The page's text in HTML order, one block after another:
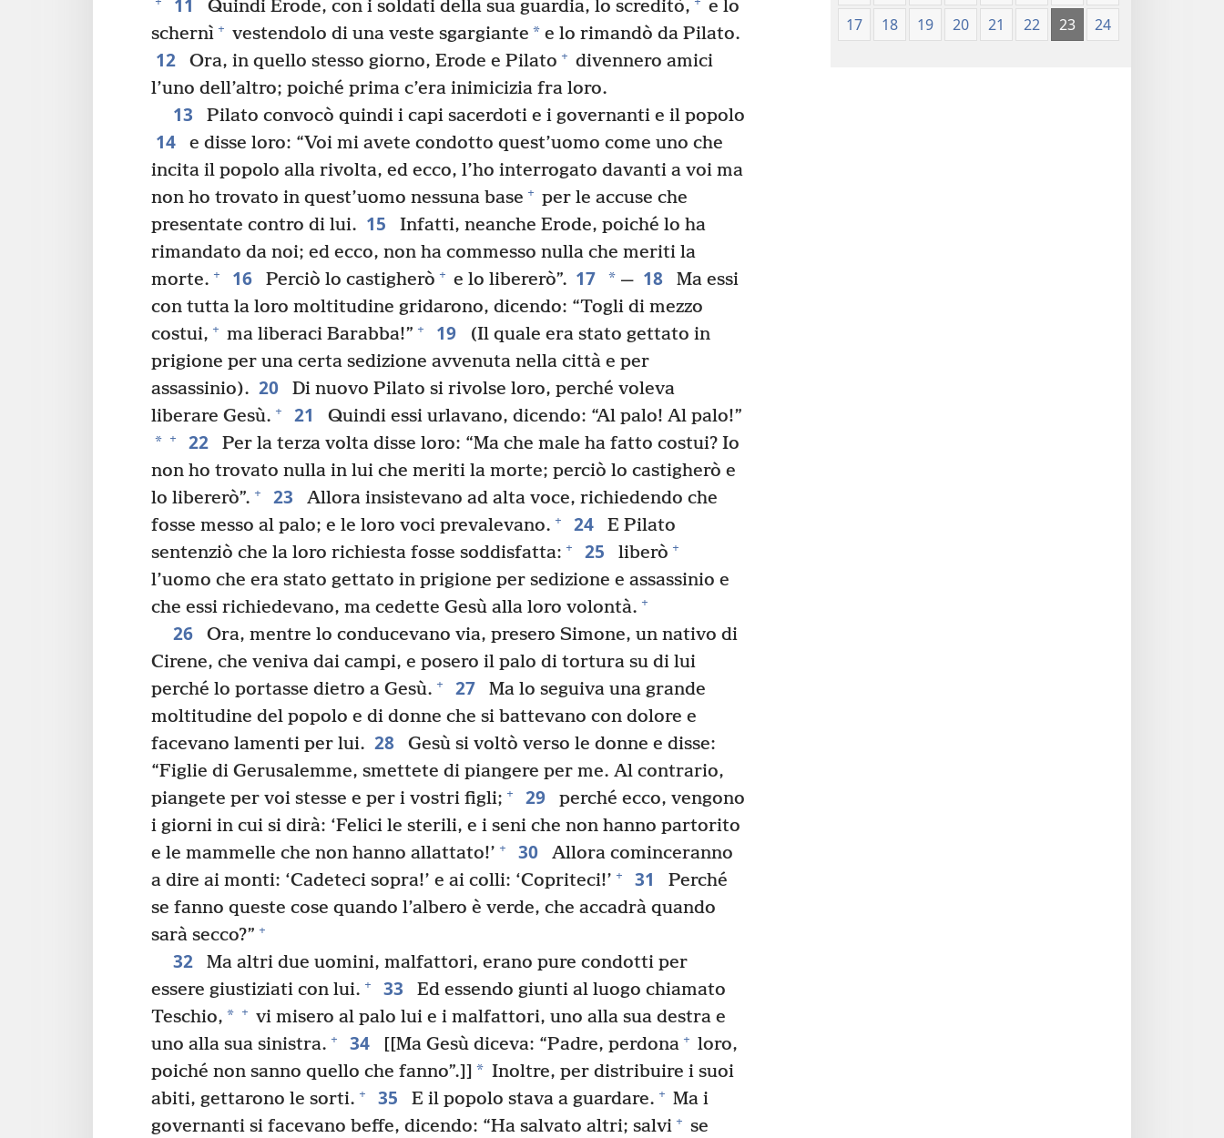
Quindi Erode, con i soldati della sua guardia, lo screditò,
e lo
schernì + vestendolo di una veste sgargiante * e lo rimandò da Pilato.
12 Ora, in quello stesso giorno, Erode e Pilato + divennero amici
l’uno dell’altro; poiché prima c’era inimicizia fra loro.
13 Pilato convocò quindi i capi sacerdoti e i governanti e il popolo
14
e disse loro: “Voi mi avete condotto quest’uomo come uno che
incita il popolo alla rivolta, ed ecco, l’ho interrogato davanti a voi ma
non ho trovato in quest’uomo nessuna base + per le accuse che
presentate contro di lui. 15
Infatti, neanche Erode, poiché lo ha
rimandato da noi; ed ecco, non ha commesso nulla che meriti la
morte. + 16 Perciò lo castigherò + e lo libererò”. 17 * — 18
Ma essi
con tutta la loro moltitudine gridarono, dicendo: “Togli di mezzo
costui, + ma liberaci Barabba!” + 19
(Il quale era stato gettato in
prigione per una certa sedizione avvenuta nella città e per
assassinio). 20
Di nuovo Pilato si rivolse loro, perché voleva
liberare Gesù. + 21 Quindi essi urlavano, dicendo: “Al palo! Al palo!”
* + 22
Per la terza volta disse loro: “Ma che male ha fatto costui? Io
non ho trovato nulla in lui che meriti la morte; perciò lo castigherò e
lo libererò”. + 23
Allora insistevano ad alta voce, richiedendo che
fosse messo al palo; e le loro voci prevalevano. + 24
E Pilato
sentenziò che la loro richiesta fosse soddisfatta: + 25 liberò +
l’uomo che era stato gettato in prigione per sedizione e assassinio e
che essi richiedevano, ma cedette Gesù alla loro volontà. +
26
Ora, mentre lo conducevano via, presero Simone, un nativo di
Cirene, che veniva dai campi, e posero il palo di tortura su di lui
perché lo portasse dietro a Gesù. + 27
Ma lo seguiva una grande
moltitudine del popolo e di donne che si battevano con dolore e
facevano lamenti per lui. 28
Gesù si voltò verso le donne e disse:
“Figlie di Gerusalemme, smettete di piangere per me. Al contrario,
piangete per voi stesse e per i vostri figli; + 29
perché ecco, vengono
i giorni in cui si dirà: ‘Felici le sterili, e i seni che non hanno partorito
e le mammelle che non hanno allattato!’ + 30
Allora cominceranno
a dire ai monti: ‘Cadeteci sopra!’ e ai colli: ‘Copriteci!’ + 31
Perché
se fanno queste cose quando l’albero è verde, che accadrà quando
sarà secco?” +
32
Ma altri due uomini, malfattori, erano pure condotti per
essere giustiziati con lui. + 33
Ed essendo giunti al luogo chiamato
Teschio, * + vi misero al palo lui e i malfattori, uno alla sua destra e
uno alla sua sinistra. + 34 [[Ma Gesù diceva: “Padre, perdona + loro,
poiché non sanno quello che fanno”.]] * Inoltre, per distribuire i suoi
abiti, gettarono le sorti. + 35 E il popolo stava a guardare. + Ma i
governanti si facevano beffe, dicendo: “Ha salvato altri; salvi + se
(edizione 1987)
17
18 19 20 21 22 23 24